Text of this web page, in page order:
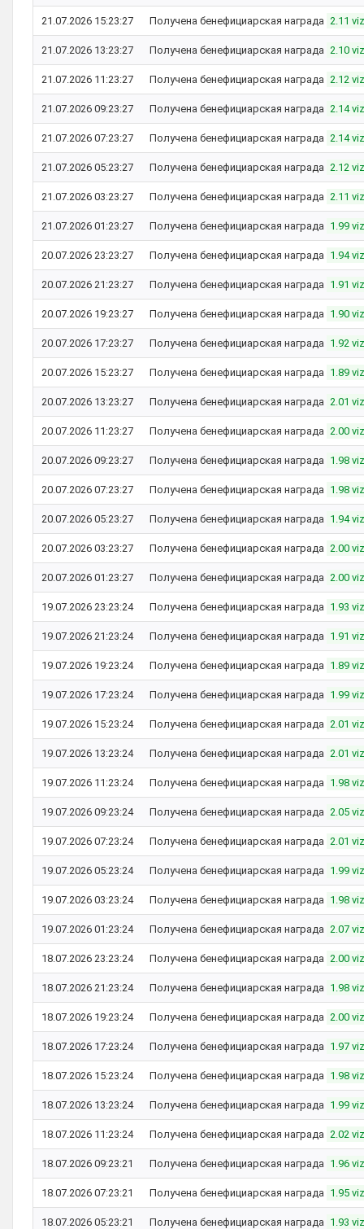
21.07.2026 15:23:27 Получена бенефициарская награда 2.11 viz
21.07.2026 13:23:27 Получена бенефициарская награда 2.10 viz
21.07.2026 11:23:27 Получена бенефициарская награда 2.12 viz
21.07.2026 09:23:27 Получена бенефициарская награда 2.14 viz
21.07.2026 07:23:27 Получена бенефициарская награда 2.14 viz
21.07.2026 05:23:27 Получена бенефициарская награда 2.12 viz
21.07.2026 03:23:27 Получена бенефициарская награда 2.11 viz
21.07.2026 01:23:27 Получена бенефициарская награда 1.99 viz
20.07.2026 23:23:27 Получена бенефициарская награда 1.94 viz
20.07.2026 21:23:27 Получена бенефициарская награда 1.91 viz
20.07.2026 19:23:27 Получена бенефициарская награда 1.90 viz
20.07.2026 17:23:27 Получена бенефициарская награда 1.92 viz
20.07.2026 15:23:27 Получена бенефициарская награда 1.89 viz
20.07.2026 13:23:27 Получена бенефициарская награда 2.01 viz
20.07.2026 11:23:27 Получена бенефициарская награда 2.00 viz
20.07.2026 09:23:27 Получена бенефициарская награда 1.98 viz
20.07.2026 07:23:27 Получена бенефициарская награда 1.98 viz
20.07.2026 05:23:27 Получена бенефициарская награда 1.94 viz
20.07.2026 03:23:27 Получена бенефициарская награда 2.00 viz
20.07.2026 01:23:27 Получена бенефициарская награда 2.00 viz
19.07.2026 23:23:24 Получена бенефициарская награда 1.93 viz
19.07.2026 21:23:24 Получена бенефициарская награда 1.91 viz
19.07.2026 19:23:24 Получена бенефициарская награда 1.89 viz
19.07.2026 17:23:24 Получена бенефициарская награда 1.99 viz
19.07.2026 15:23:24 Получена бенефициарская награда 2.01 viz
19.07.2026 13:23:24 Получена бенефициарская награда 2.01 viz
19.07.2026 11:23:24 Получена бенефициарская награда 1.98 viz
19.07.2026 09:23:24 Получена бенефициарская награда 2.05 viz
19.07.2026 07:23:24 Получена бенефициарская награда 2.01 viz
19.07.2026 05:23:24 Получена бенефициарская награда 1.99 viz
19.07.2026 03:23:24 Получена бенефициарская награда 1.98 viz
19.07.2026 01:23:24 Получена бенефициарская награда 2.07 viz
18.07.2026 23:23:24 Получена бенефициарская награда 2.00 viz
18.07.2026 21:23:24 Получена бенефициарская награда 1.98 viz
18.07.2026 19:23:24 Получена бенефициарская награда 2.00 viz
18.07.2026 17:23:24 Получена бенефициарская награда 1.97 viz
18.07.2026 15:23:24 Получена бенефициарская награда 1.98 viz
18.07.2026 13:23:24 Получена бенефициарская награда 1.99 viz
18.07.2026 11:23:24 Получена бенефициарская награда 2.02 viz
18.07.2026 09:23:21 Получена бенефициарская награда 1.96 viz
18.07.2026 07:23:21 Получена бенефициарская награда 1.95 viz
18.07.2026 05:23:21 Получена бенефициарская награда 1.93 viz